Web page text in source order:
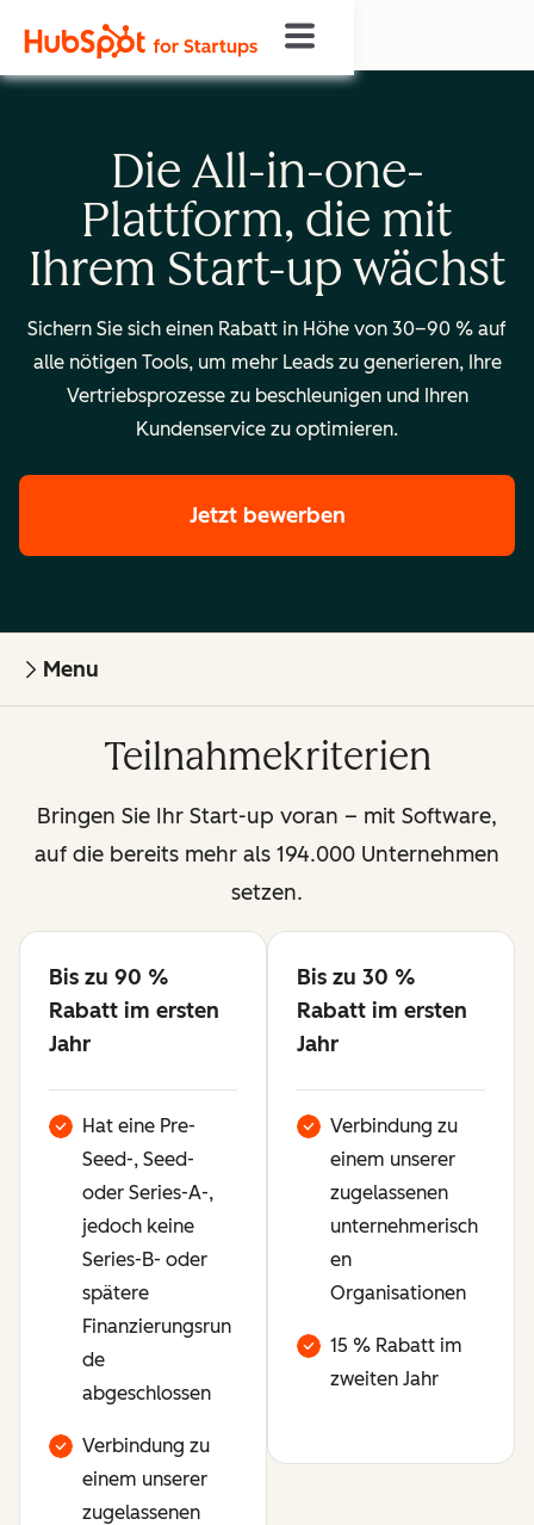
Die All-in-one-
Plattform, die mit
Ihrem Start-up wächst
Sichern Sie sich einen Rabatt in Höhe von 30–90 % auf
alle nötigen Tools, um mehr Leads zu generieren, Ihre
Vertriebsprozesse zu beschleunigen und Ihren
Kundenservice zu optimieren.
Jetzt bewerben
Menu
Teilnahmekriterien
Bringen Sie Ihr Start-up voran – mit Software,
auf die bereits mehr als 194.000 Unternehmen
setzen.
Bis zu 90 %
Rabatt im ersten
Jahr
Verfügbar
Hat eine Pre-
Seed-, Seed-
oder Series-A-,
jedoch keine
Series-B- oder
spätere
Finanzierungsrun
de
abgeschlossen
Verbindung zu
einem unserer
zugelassenen
Bis zu 30 %
Rabatt im ersten
Jahr
Verfügbar
Verbindung zu
einem unserer
zugelassenen
unternehmerisch
en
Organisationen
15 % Rabatt im
zweiten Jahr